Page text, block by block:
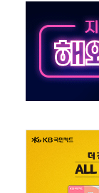
' 공격… 시민들 공포
대감에 홀로 상한
험수위…숨은 차입이
계 진압 중